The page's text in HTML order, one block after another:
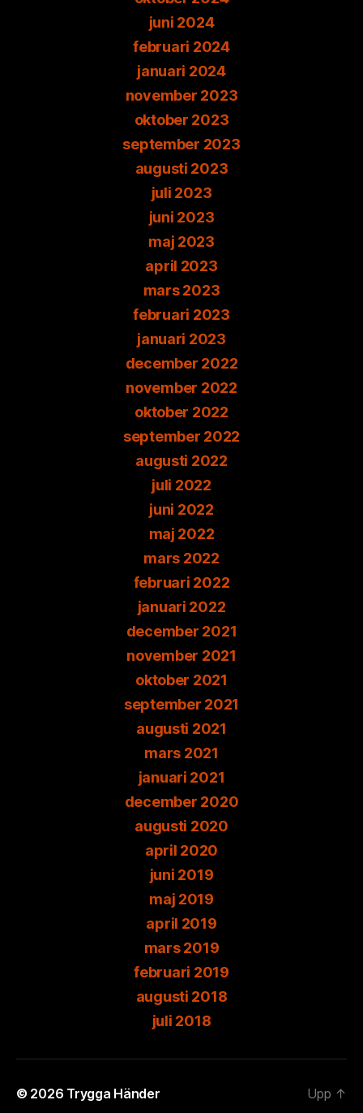
juni 2024
februari 2024
januari 2024
november 2023
oktober 2023
september 2023
augusti 2023
juli 2023
juni 2023
maj 2023
april 2023
mars 2023
februari 2023
januari 2023
december 2022
november 2022
oktober 2022
september 2022
augusti 2022
juli 2022
juni 2022
maj 2022
mars 2022
februari 2022
januari 2022
december 2021
november 2021
oktober 2021
september 2021
augusti 2021
mars 2021
januari 2021
december 2020
augusti 2020
april 2020
juni 2019
maj 2019
april 2019
mars 2019
februari 2019
augusti 2018
juli 2018
© 2026 Trygga Händer Upp ↑